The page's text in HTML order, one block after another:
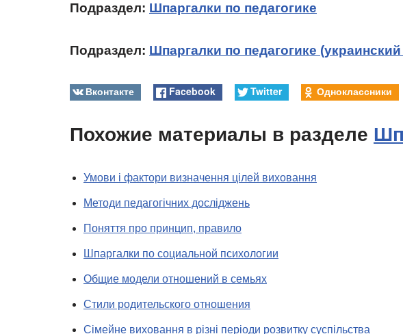
Подраздел: Шпаргалки по педагогике
Подраздел: Шпаргалки по педагогике
Вконтакте Facebook Twitter Одноклассники
Похожие материалы в разделе
Умови і фактори визначення цілей виховання
Методи педагогічних досліджень
Поняття про принцип, правило
Шпаргалки по социальной психологии
Общие модели отношений в семьях
Стили родительского отношения
Сімейне виховання в різні періоди розвитку суспільства